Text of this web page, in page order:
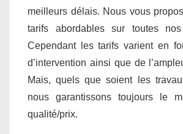
meilleurs délais. Nous vous
tarifs abordables sur toutes nos
Cependant les tarifs varient en
d’intervention ainsi que de
Mais, quels que soient les
nous garantissons toujours le
qualité/prix.